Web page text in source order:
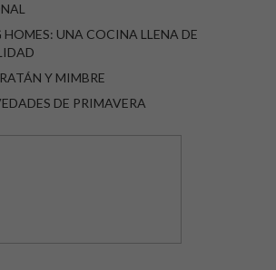
HOMES: UNA COCINA LLENA DE
Y MIMBRE
DE PRIMAVERA